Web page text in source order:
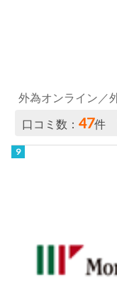
外為オンライン／
口コミ数：47件